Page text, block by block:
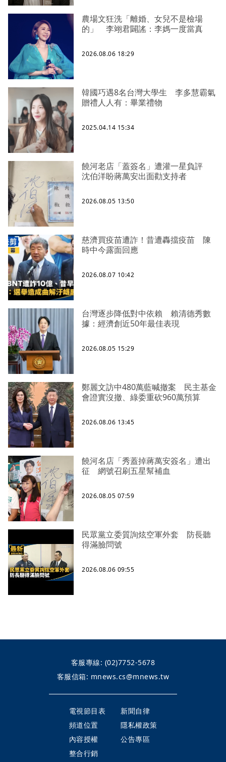
農場文狂洗「離婚、女兒不是檢場
的」 李翊君闢謠：李媽一度當真
2026.08.06 18:29
韓國巧遇8名台灣大學生 李多慧霸氣
贈禮人人有：畢業禮物
2025.04.14 15:34
饒河老店「蓋簽名」遭灌一星負評
沈伯洋盼蔣萬安出面勸支持者
2026.08.05 13:50
慈濟買疫苗遭詐！昔遭轟擋疫苗 陳
時中今露面回應
2026.08.07 10:42
台灣逐步降低對中依賴 賴清德秀數
據：經濟創近50年最佳表現
2026.08.05 15:29
鄭麗文訪中480萬藍喊撤案 民主基金
會證實沒撤、綠委重砍960萬預算
2026.08.06 13:45
饒河名店「秀蓋掉蔣萬安簽名」遭出
征 網號召刷五星幫補血
2026.08.05 07:59
民眾黨立委質詢炫空軍外套 防長聽
得滿臉問號
2026.08.06 09:55
客服專線: (02)7752-5678
客服信箱: mnews.cs@mnews.tw
電視節目表
新聞自律
頻道位置
隱私權政策
內容授權
公告專區
整合行銷